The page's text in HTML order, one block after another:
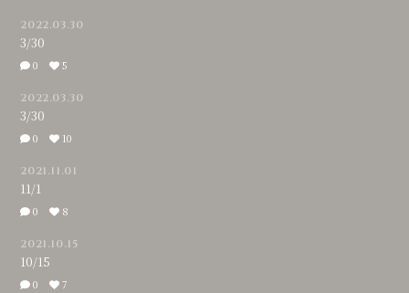
2022.03.30
3/30
0 5
2022.03.30
3/30
0 10
2021.11.01
11/1
0 8
2021.10.15
10/15
0 7